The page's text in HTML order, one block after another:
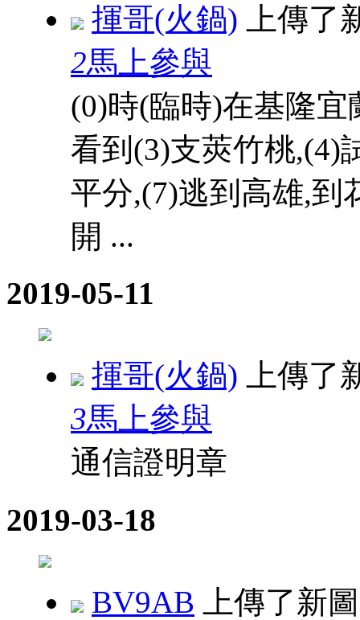
揮哥(火鍋) 上傳了
2馬上參與
(0)時(臨時)在基隆
看到(3)支莢竹桃,(4)
平分,(7)逃到高雄,到
開 ...
2019-05-11
揮哥(火鍋) 上傳了
3馬上參與
通信證明章
2019-03-18
BV9AB 上傳了新